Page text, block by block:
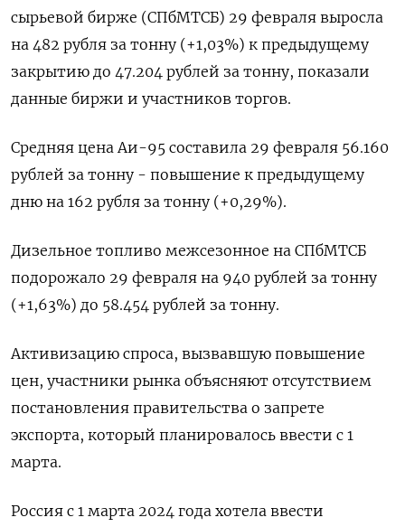
сырьевой бирже (СПбМТСБ) 29 февраля выросла
на 482 рубля за тонну (+1,03%) к предыдущему
закрытию до 47.204 рублей за тонну, показали
данные биржи и участников торгов.
Средняя цена Аи-95 составила 29 февраля 56.160
рублей за тонну - повышение к предыдущему
дню на 162 рубля за тонну (+0,29%).
Дизельное топливо межсезонное на СПбМТСБ
подорожало 29 февраля на 940 рублей за тонну
(+1,63%) до 58.454 рублей за тонну.
Активизацию спроса, вызвавшую повышение
цен, участники рынка объясняют отсутствием
постановления правительства о запрете
экспорта, который планировалось ввести с 1
марта.
Россия с 1 марта 2024 года хотела ввести